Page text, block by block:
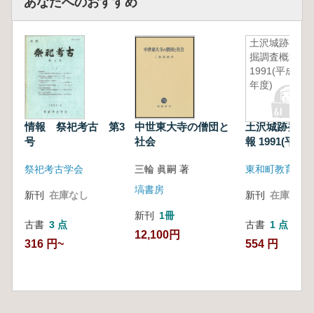
情報 祭祀考古 第3
号
祭祀考古学会
新刊 在庫なし
古書 3 点
316 円~
中世東大寺の僧団と
社会
三輪 眞嗣 著
塙書房
新刊 1冊
12,100円
土沢城跡発
掘調査概報
1991(平成3
年度)
土沢城跡発掘
報 1991(平成3
東和町教育委
新刊 在庫なし
古書 1 点
554 円